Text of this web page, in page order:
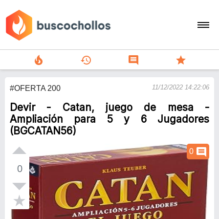
search
person
add
Menu
local_fire_department history comment star
#OFERTA 200 11/12/2022 14:22:06
Devir - Catan, juego de mesa -
Ampliación para 5 y 6 Jugadores
(BGCATAN56)
0
0 comment